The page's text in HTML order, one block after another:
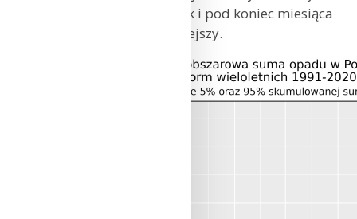
że w 2. dekadzie stycznia jak i pod koniec miesiąca
przyrost był wyraźnie wolniejszy.